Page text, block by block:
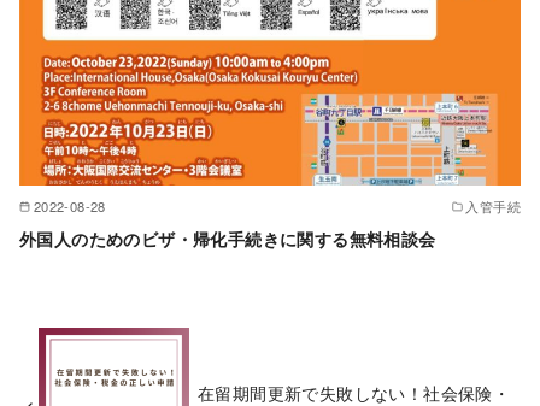
2022-08-28 入管手続
外国人のためのビザ・帰化手続きに関する無料相談会
在留期間更新で失敗しない！社会保険・